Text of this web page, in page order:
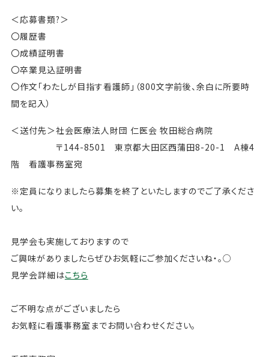
＜応募書類?＞
〇履歴書
〇成績証明書
〇卒業見込証明書
〇作文「わたしが目指す看護師」（800文字前後、余白に所要時
間を記入）
＜送付先＞社会医療法人財団 仁医会 牧田総合病院
〒144-8501 東京都大田区西蒲田8-20-1 A棟4
階 看護事務室宛
※定員になりましたら募集を終了といたしますのでご了承くださ
い。
見学会も実施しておりますので
ご興味がありましたらぜひお気軽にご参加くださいね・。○
見学会詳細はこちら
ご不明な点がございましたら
お気軽に看護事務室までお問い合わせください。